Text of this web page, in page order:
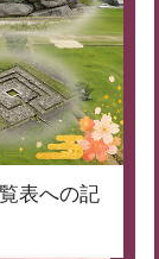
表への記